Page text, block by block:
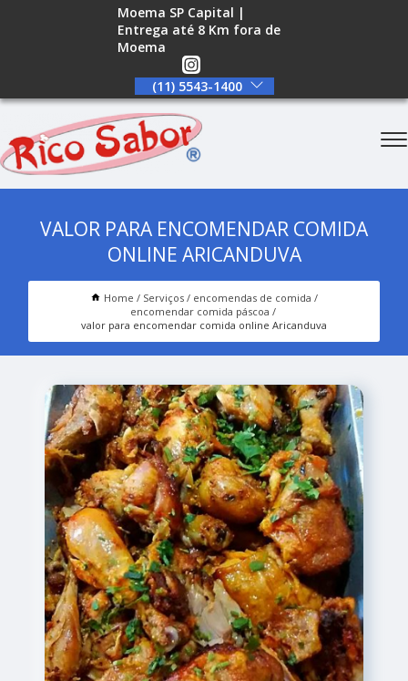
Moema SP Capital |
Entrega até 8 Km fora de
Moema
(11) 5543-1400
VALOR PARA ENCOMENDAR COMIDA
ONLINE ARICANDUVA
Home Serviços
encomendas de comida
encomendar comida páscoa
valor para encomendar comida online Aricanduva